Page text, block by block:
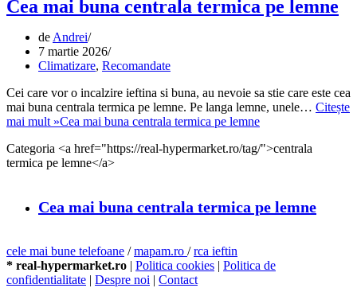
Cea mai buna centrala termica pe lemne
de Andrei
7 martie 2026
Climatizare, Recomandate
Cei care vor o incalzire ieftina si buna, au nevoie sa stie care este cea
mai buna centrala termica pe lemne. Pe langa lemne, unele… Citește
mai mult »Cea mai buna centrala termica pe lemne
Categoria <a href="https://real-hypermarket.ro/tag/">centrala
termica pe lemne</a>
Cea mai buna centrala termica pe lemne
cele mai bune telefoane /mapam.ro /rca ieftin
* real-hypermarket.ro | Politica cookies | Politica de
confidentialitate | Despre noi | Contact